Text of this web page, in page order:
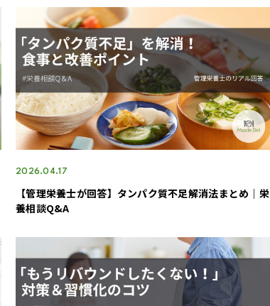
2026.04.17
【管理栄養士が回答】タンパク質不足解消法まとめ｜栄
養相談Q&A